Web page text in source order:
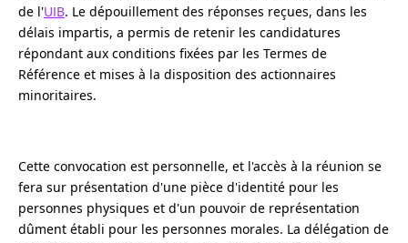
de l'UIB. Le dépouillement des réponses reçues, dans les
délais impartis, a permis de retenir les candidatures
répondant aux conditions fixées par les Termes de
Référence et mises à la disposition des actionnaires
minoritaires.
Cette convocation est personnelle, et l'accès à la réunion se
fera sur présentation d'une pièce d'identité pour les
personnes physiques et d'un pouvoir de représentation
dûment établi pour les personnes morales. La délégation de